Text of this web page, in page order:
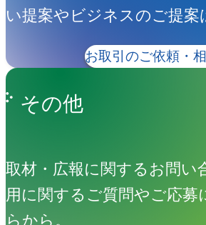
い提案やビジネスのご提案
お取引のご依頼・
その他
取材・広報に関するお問い
用に関するご質問やご応募
らから。